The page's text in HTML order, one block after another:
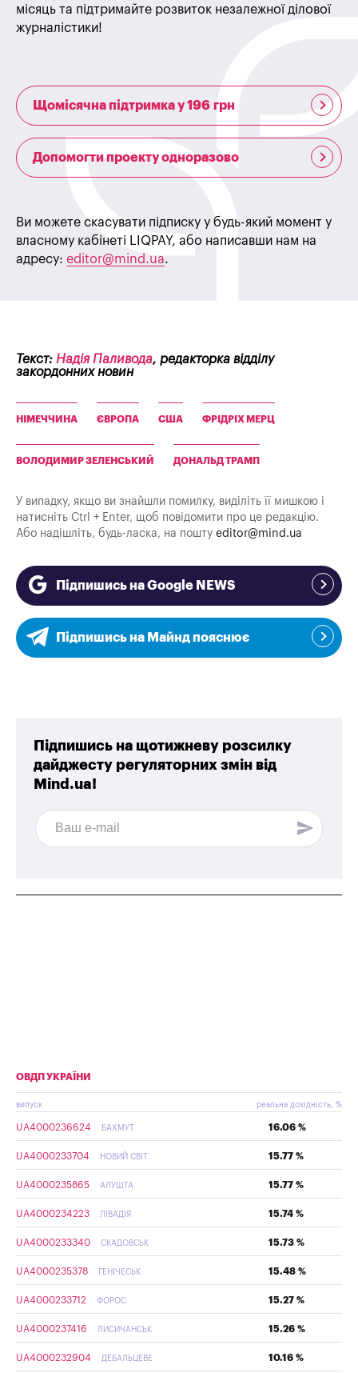
місяць та підтримайте розвиток незалежної ділової
журналістики!
Щомісячна підтримка у 196 грн
Допомогти проекту одноразово
Ви можете скасувати підписку у будь-який момент у
власному кабінеті LIQPAY, або написавши нам на
адресу: editor@mind.ua.
Текст: Надія Паливода, редакторка відділу
закордонних новин
НІМЕЧЧИНА ЄВРОПА США ФРІДРІХ МЕРЦ
ВОЛОДИМИР ЗЕЛЕНСЬКИЙ ДОНАЛЬД ТРАМП
У випадку, якщо ви знайшли помилку, виділіть її мишкою і
натисніть Ctrl + Enter, щоб повідомити про це редакцію.
Або надішліть, будь-ласка, на пошту editor@mind.ua
Підпишись на Google NEWS
Підпишись на Майнд пояснює
Підпишись на щотижневу розсилку
дайджесту регуляторних змін від
Mind.ua!
ОВДП УКРАЇНИ
випуск реальна дохідність, %
UA4000236624 БАХМУТ 16.06 %
UA4000233704 НОВИЙ СВІТ 15.77 %
UA4000235865 АЛУШТА 15.77 %
UA4000234223 ЛІВАДІЯ 15.74 %
UA4000233340 СКАДОВСЬК 15.73 %
UA4000235378 ГЕНІЧЕСЬК 15.48 %
UA4000233712 ФОРОС 15.27 %
UA4000237416 ЛИСИЧАНСЬК 15.26 %
UA4000232904 ДЕБАЛЬЦЕВЕ 10.16 %